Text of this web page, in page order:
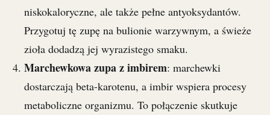
niskokaloryczne, ale także pełne antyoksydantów.
Przygotuj tę zupę na bulionie warzywnym, a świeże
zioła dodadzą jej wyrazistego smaku.
Marchewkowa zupa z imbirem: marchewki
dostarczają beta-karotenu, a imbir wspiera procesy
metaboliczne organizmu. To połączenie skutkuje